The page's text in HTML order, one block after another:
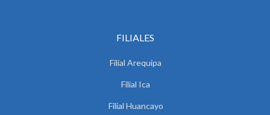
FILIALES
Filial Arequipa
Filial Ica
Filial Huancayo